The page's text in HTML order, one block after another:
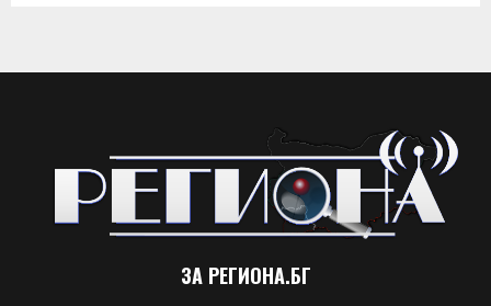
ЗА РЕГИОНА.БГ